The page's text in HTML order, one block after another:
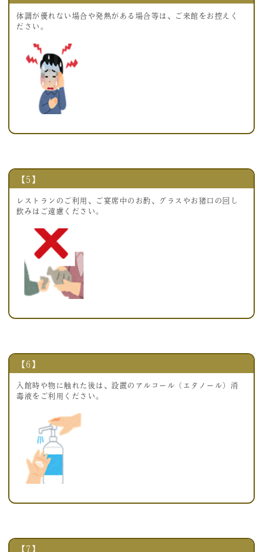
体調が優れない場合や発熱がある場合等は、ご来館をお控えく
ださい。
【5】
レストランのご利用、ご宴席中のお酌、グラスやお猪口の回し
飲みはご遠慮ください。
【6】
入館時や物に触れた後は、設置のアルコール（エタノール）消
毒液をご利用ください。
【7】